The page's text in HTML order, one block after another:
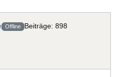
Offline Beiträge: 898